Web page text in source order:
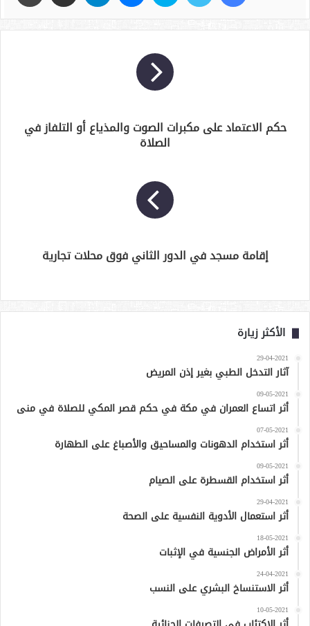
حكم الاعتماد على مكبرات الصوت والمذياع أو التلفاز في
الصلاة
إقامة مسجد في الدور الثاني فوق محلات تجارية
الأكثر زيارة
29-04-2021
آثار التدخل الطبي بغير إذن المريض
09-05-2021
أثر اتساع العمران في مكة في حكم قصر المكي للصلاة في منى
07-05-2021
أثر استخدام الدهونات والمساحيق والأصباغ على الطهارة
09-05-2021
أثر استخدام القسطرة على الصيام
29-04-2021
أثر استعمال الأدوية النفسية على الصحة
18-05-2021
أثر الأمراض الجنسية في الإثبات
24-04-2021
أثر الاستنساخ البشري على النسب
10-05-2021